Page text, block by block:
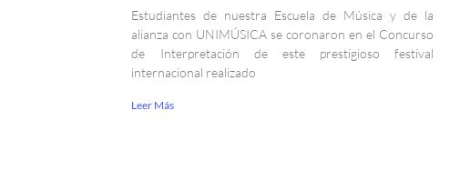
Estudiantes de nuestra Escuela de Música y de la
alianza con UNIMÚSICA se coronaron en el Concurso
de Interpretación de este prestigioso festival
internacional realizado
Leer Más